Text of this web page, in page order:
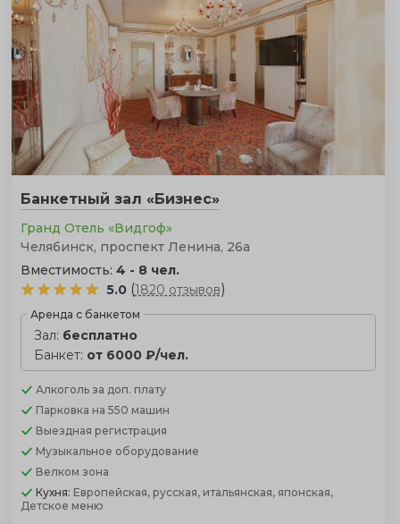
Банкетный зал «Бизнес»
Гранд Отель «Видгоф»
Челябинск, проспект Ленина, 26а
Вместимость: 4 - 8 чел.
5.0 (1820 отзывов)
Аренда с банкетом
Зал: бесплатно
Банкет: от 6000 ₽/чел.
Алкоголь за доп. плату
Парковка на 550 машин
Выездная регистрация
Музыкальное оборудование
Велком зона
Кухня: Европейская, русская, итальянская, японская,
Детское меню